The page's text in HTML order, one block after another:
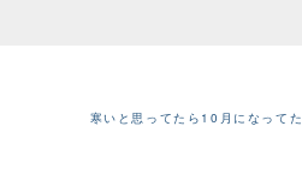
寒いと思ってたら10月になってた